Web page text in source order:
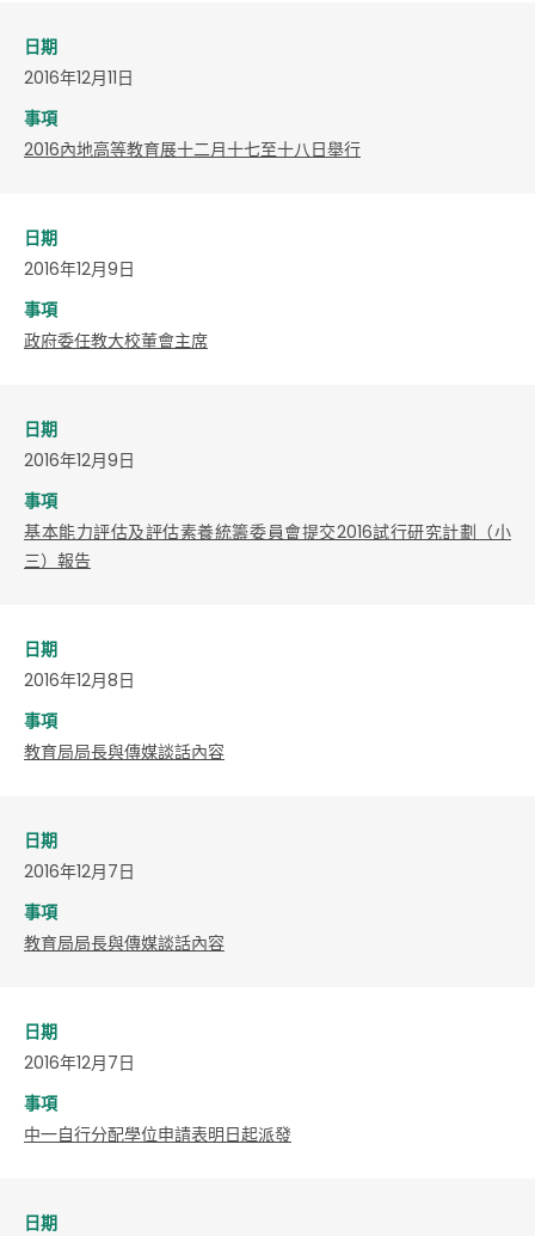
日期
2016年12月11日
事項
2016內地高等教育展十二月十七至十八日舉行
日期
2016年12月9日
事項
政府委任教大校董會主席
日期
2016年12月9日
事項
基本能力評估及評估素養統籌委員會提交2016試行研究計劃（小
三）報告
日期
2016年12月8日
事項
教育局局長與傳媒談話內容
日期
2016年12月7日
事項
教育局局長與傳媒談話內容
日期
2016年12月7日
事項
中一自行分配學位申請表明日起派發
日期